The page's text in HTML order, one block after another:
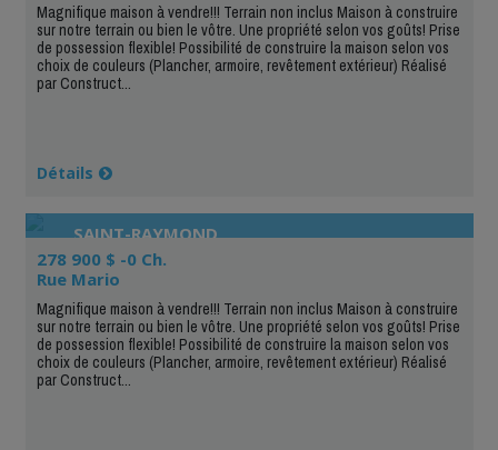
Magnifique maison à vendre!!! Terrain non inclus Maison à construire
sur notre terrain ou bien le vôtre. Une propriété selon vos goûts! Prise
de possession flexible! Possibilité de construire la maison selon vos
choix de couleurs (Plancher, armoire, revêtement extérieur) Réalisé
par Construct...
Détails
SAINT-RAYMOND
278 900 $ -0 Ch.
Rue Mario
Magnifique maison à vendre!!! Terrain non inclus Maison à construire
sur notre terrain ou bien le vôtre. Une propriété selon vos goûts! Prise
de possession flexible! Possibilité de construire la maison selon vos
choix de couleurs (Plancher, armoire, revêtement extérieur) Réalisé
par Construct...